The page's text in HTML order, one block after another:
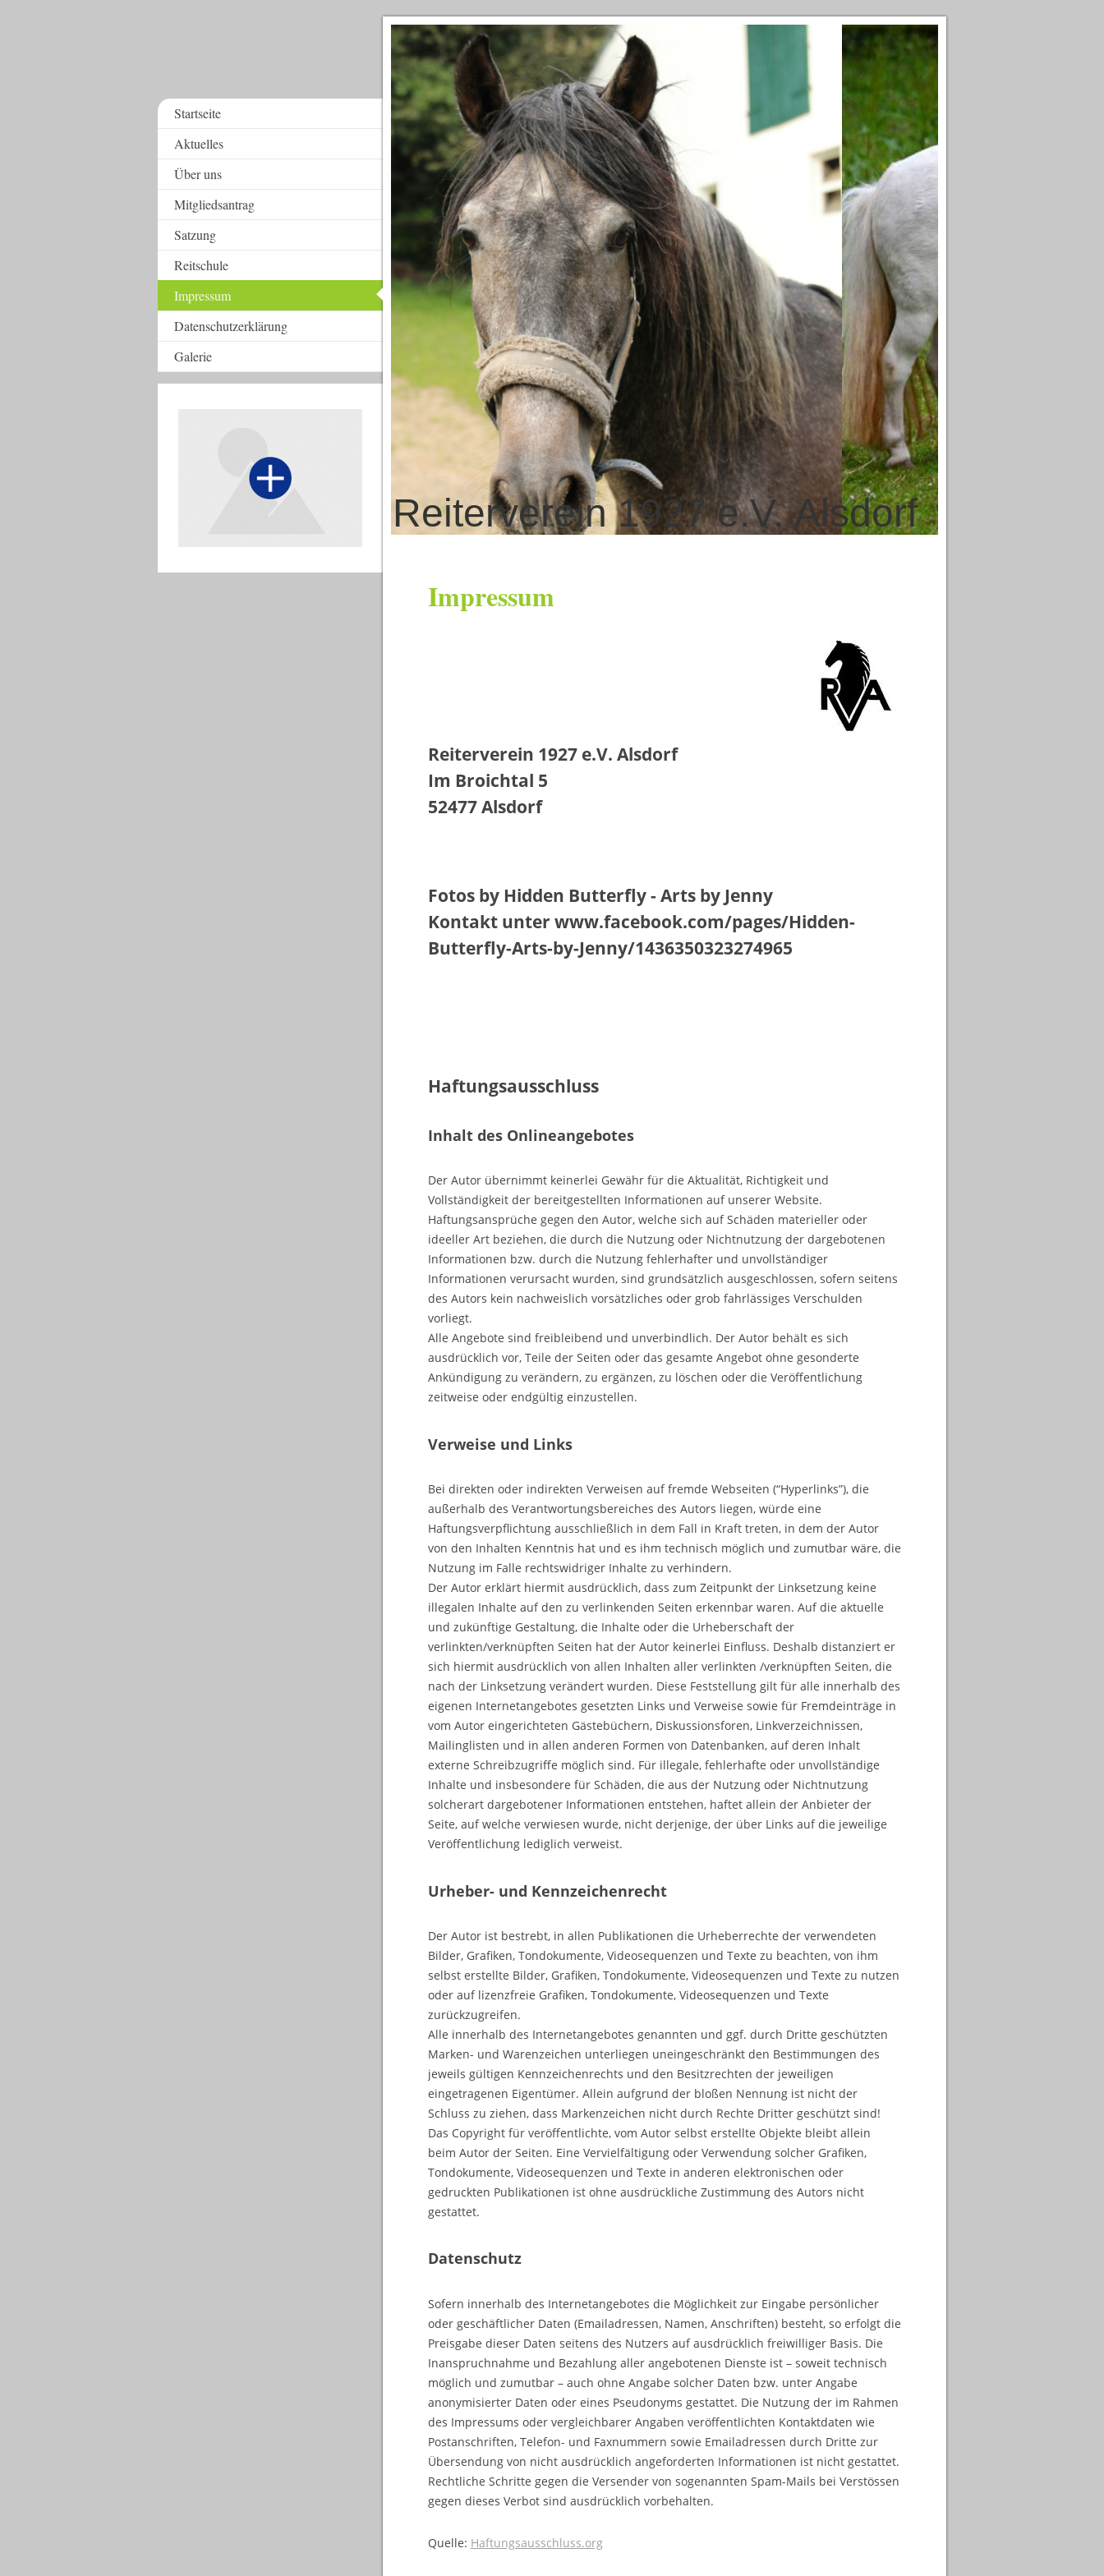
Reiterverein 1927 e.V. Alsdorf
Impressum
Reiterverein 1927 e.V. Alsdorf
Im Broichtal 5
52477 Alsdorf
Fotos by Hidden Butterfly - Arts by Jenny
Kontakt unter www.facebook.com/pages/Hidden-
Butterfly-Arts-by-Jenny/1436350323274965
Haftungsausschluss
Inhalt des Onlineangebotes
Der Autor übernimmt keinerlei Gewähr für die Aktualität, Richtigkeit und
Vollständigkeit der bereitgestellten Informationen auf unserer Website.
Haftungsansprüche gegen den Autor, welche sich auf Schäden materieller oder
ideeller Art beziehen, die durch die Nutzung oder Nichtnutzung der dargebotenen
Informationen bzw. durch die Nutzung fehlerhafter und unvollständiger
Informationen verursacht wurden, sind grundsätzlich ausgeschlossen, sofern seitens
des Autors kein nachweislich vorsätzliches oder grob fahrlässiges Verschulden
vorliegt.
Alle Angebote sind freibleibend und unverbindlich. Der Autor behält es sich
ausdrücklich vor, Teile der Seiten oder das gesamte Angebot ohne gesonderte
Ankündigung zu verändern, zu ergänzen, zu löschen oder die Veröffentlichung
zeitweise oder endgültig einzustellen.
Verweise und Links
Bei direkten oder indirekten Verweisen auf fremde Webseiten (“Hyperlinks”), die
außerhalb des Verantwortungsbereiches des Autors liegen, würde eine
Haftungsverpflichtung ausschließlich in dem Fall in Kraft treten, in dem der Autor
von den Inhalten Kenntnis hat und es ihm technisch möglich und zumutbar wäre, die
Nutzung im Falle rechtswidriger Inhalte zu verhindern.
Der Autor erklärt hiermit ausdrücklich, dass zum Zeitpunkt der Linksetzung keine
illegalen Inhalte auf den zu verlinkenden Seiten erkennbar waren. Auf die aktuelle
und zukünftige Gestaltung, die Inhalte oder die Urheberschaft der
verlinkten/verknüpften Seiten hat der Autor keinerlei Einfluss. Deshalb distanziert er
sich hiermit ausdrücklich von allen Inhalten aller verlinkten /verknüpften Seiten, die
nach der Linksetzung verändert wurden. Diese Feststellung gilt für alle innerhalb des
eigenen Internetangebotes gesetzten Links und Verweise sowie für Fremdeinträge in
vom Autor eingerichteten Gästebüchern, Diskussionsforen, Linkverzeichnissen,
Mailinglisten und in allen anderen Formen von Datenbanken, auf deren Inhalt
externe Schreibzugriffe möglich sind. Für illegale, fehlerhafte oder unvollständige
Inhalte und insbesondere für Schäden, die aus der Nutzung oder Nichtnutzung
solcherart dargebotener Informationen entstehen, haftet allein der Anbieter der
Seite, auf welche verwiesen wurde, nicht derjenige, der über Links auf die jeweilige
Veröffentlichung lediglich verweist.
Urheber- und Kennzeichenrecht
Der Autor ist bestrebt, in allen Publikationen die Urheberrechte der verwendeten
Bilder, Grafiken, Tondokumente, Videosequenzen und Texte zu beachten, von ihm
selbst erstellte Bilder, Grafiken, Tondokumente, Videosequenzen und Texte zu nutzen
oder auf lizenzfreie Grafiken, Tondokumente, Videosequenzen und Texte
zurückzugreifen.
Alle innerhalb des Internetangebotes genannten und ggf. durch Dritte geschützten
Marken- und Warenzeichen unterliegen uneingeschränkt den Bestimmungen des
jeweils gültigen Kennzeichenrechts und den Besitzrechten der jeweiligen
eingetragenen Eigentümer. Allein aufgrund der bloßen Nennung ist nicht der
Schluss zu ziehen, dass Markenzeichen nicht durch Rechte Dritter geschützt sind!
Das Copyright für veröffentlichte, vom Autor selbst erstellte Objekte bleibt allein
beim Autor der Seiten. Eine Vervielfältigung oder Verwendung solcher Grafiken,
Tondokumente, Videosequenzen und Texte in anderen elektronischen oder
gedruckten Publikationen ist ohne ausdrückliche Zustimmung des Autors nicht
gestattet.
Datenschutz
Sofern innerhalb des Internetangebotes die Möglichkeit zur Eingabe persönlicher
oder geschäftlicher Daten (Emailadressen, Namen, Anschriften) besteht, so erfolgt die
Preisgabe dieser Daten seitens des Nutzers auf ausdrücklich freiwilliger Basis. Die
Inanspruchnahme und Bezahlung aller angebotenen Dienste ist – soweit technisch
möglich und zumutbar – auch ohne Angabe solcher Daten bzw. unter Angabe
anonymisierter Daten oder eines Pseudonyms gestattet. Die Nutzung der im Rahmen
des Impressums oder vergleichbarer Angaben veröffentlichten Kontaktdaten wie
Postanschriften, Telefon- und Faxnummern sowie Emailadressen durch Dritte zur
Übersendung von nicht ausdrücklich angeforderten Informationen ist nicht gestattet.
Rechtliche Schritte gegen die Versender von sogenannten Spam-Mails bei Verstössen
gegen dieses Verbot sind ausdrücklich vorbehalten.
Quelle: Haftungsausschluss.org
Startseite
Aktuelles
Über uns
Mitgliedsantrag
Satzung
Reitschule
Impressum
Datenschutzerklärung
Galerie